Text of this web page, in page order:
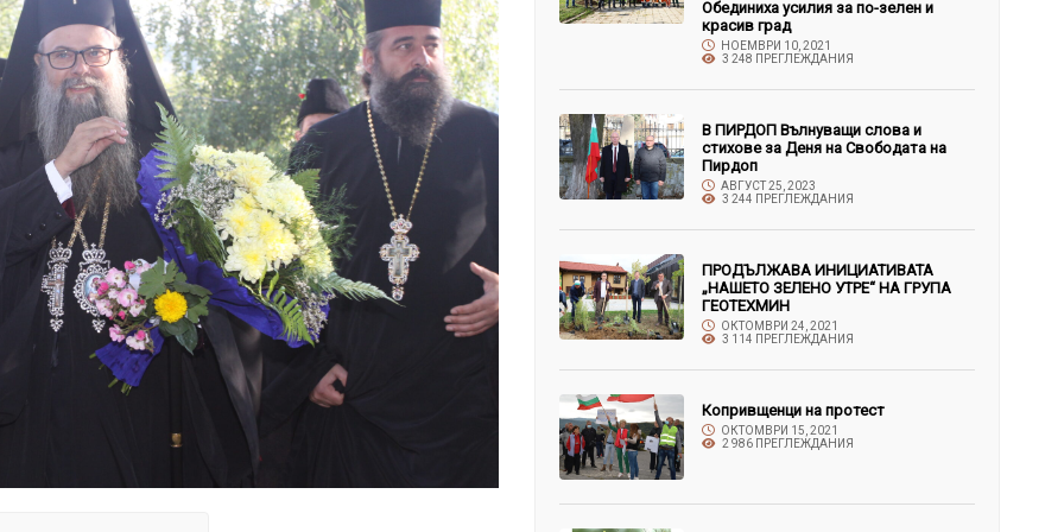
Обединиха усилия за по-зелен и
красив град
НОЕМВРИ 10, 2021
3 248 ПРЕГЛЕЖДАНИЯ
В ПИРДОП Вълнуващи слова и
стихове за Деня на Свободата на
Пирдоп
АВГУСТ 25, 2023
3 244 ПРЕГЛЕЖДАНИЯ
ПРОДЪЛЖАВА ИНИЦИАТИВАТА
„НАШЕТО ЗЕЛЕНО УТРЕ“ НА ГРУПА
ГЕОТЕХМИН
ОКТОМВРИ 24, 2021
3 114 ПРЕГЛЕЖДАНИЯ
Копривщенци на протест
ОКТОМВРИ 15, 2021
2 986 ПРЕГЛЕЖДАНИЯ